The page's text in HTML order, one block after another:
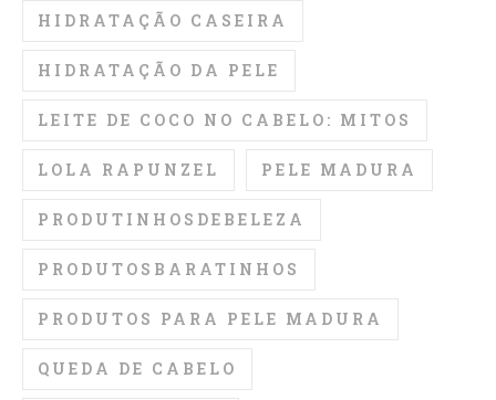
HIDRATAÇÃO CASEIRA
HIDRATAÇÃO DA PELE
LEITE DE COCO NO CABELO: MITOS
LOLA RAPUNZEL PELE MADURA
PRODUTINHOSDEBELEZA
PRODUTOSBARATINHOS
PRODUTOS PARA PELE MADURA
QUEDA DE CABELO